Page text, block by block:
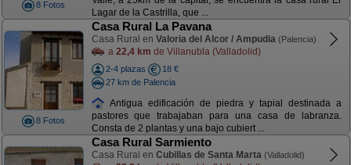
8 Fotos
Lagar de la Castrilla, que ...
8 Fotos
Casa Rural La Pavana
Casa Rural en Valoria del Alcor / Ampudia (Palencia)
a 22,4 km de Villanubla (Valladolid)
2-4 plazas
18 €
27 km de Palencia
Antigua edificación de piedra y tapial destinada a
pastores que trabajaban para una casa de labranza.
Consta de 2 plantas y una bajo cubiert ...
Casa Rural Sarmiento
Casa Rural en Cubillas de Santa Marta (Valladolid)